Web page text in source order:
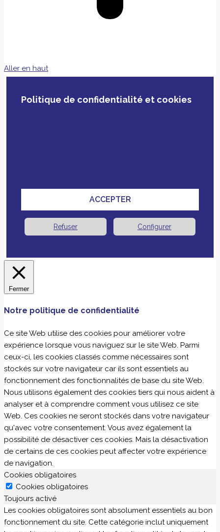
Aller en haut
Politique de confidentialité et cookies
ACCEPTER
Refuser Configurer
Fermer
Notre politique de confidentialité
Ce site Web utilise des cookies pour améliorer votre
expérience lorsque vous naviguez sur le site Web. Parmi
ceux-ci, les cookies classés comme nécessaires sont
stockés sur votre navigateur car ils sont essentiels au
fonctionnement des fonctionnalités de base du site Web.
Nous utilisons également des cookies tiers qui nous aident à
analyser et à comprendre comment vous utilisez ce site
Web. Ces cookies ne seront stockés dans votre navigateur
qu'avec votre consentement. Vous avez également la
possibilité de désactiver ces cookies. Mais la désactivation
de certains de ces cookies peut affecter votre expérience
de navigation.
Cookies obligatoires
Cookies obligatoires
Toujours activé
Les cookies obligatoires sont absolument essentiels au bon
fonctionnement du site. Cette catégorie inclut uniquement